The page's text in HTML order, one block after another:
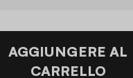
AGGIUNGERE AL
CARRELLO